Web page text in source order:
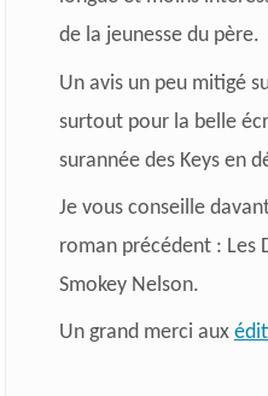
de la jeunesse du père.
Un avis un peu mitigé
surtout pour la belle
surannée des Keys en
Je vous conseille
roman précédent : Les
Smokey Nelson.
Un grand merci aux